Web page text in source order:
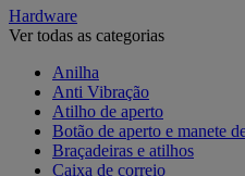
Hardware
Ver todas as categorias
Anilha
Anti Vibração
Atilho de aperto
Botão de aperto e manete
Braçadeiras e atilhos
Caixa de correio